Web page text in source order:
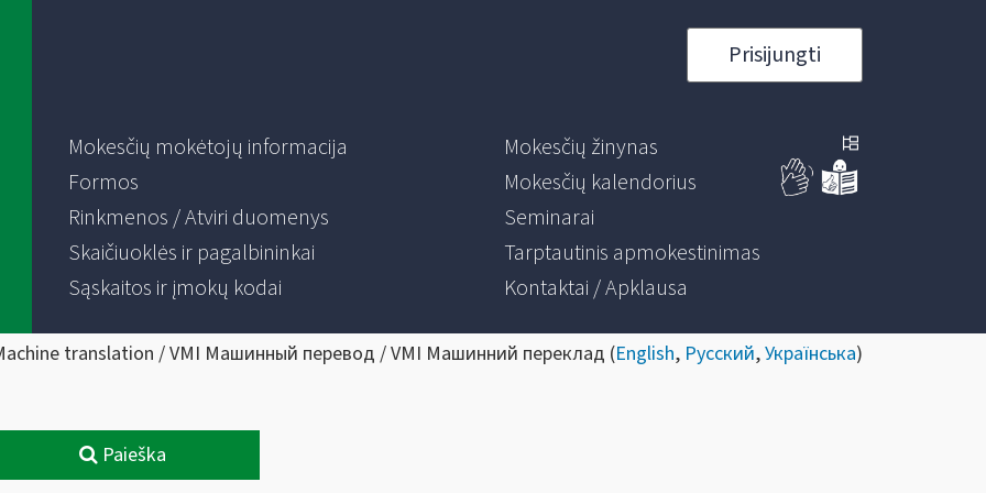
Prisijungti
Mokesčių mokėtojų informacija
Formos
Rinkmenos / Atviri duomenys
Skaičiuoklės ir pagalbininkai
Sąskaitos ir įmokų kodai
Mokesčių žinynas
Mokesčių kalendorius
Seminarai
Tarptautinis apmokestinimas
Kontaktai / Apklausa
translation / VMI Машинный перевод / VMI Машинний переклад (English, Русский,Українська)
Paieška